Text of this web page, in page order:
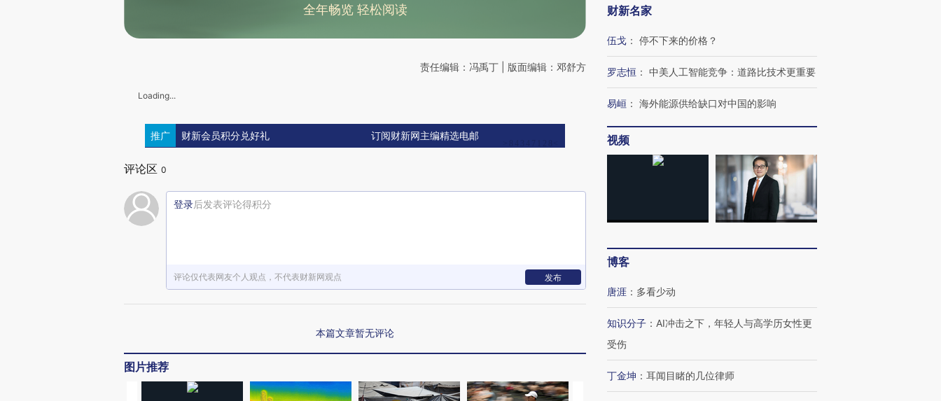
全年畅览 轻松阅读
责任编辑：冯禹丁 | 版面编辑：邓舒方
Loading...
推广 财新会员积分兑好礼 订阅财新网主编精选电邮
评论区 0
登录后发表评论得积分
评论仅代表网友个人观点，不代表财新网观点 发布
本篇文章暂无评论
图片推荐
财新名家
伍戈 ： 停不下来的价格？
罗志恒 ： 中美人工智能竞争：道路比技术更重要
易峘 ： 海外能源供给缺口对中国的影响
视频
博客
唐涯 ： 多看少动
知识分子 ： AI冲击之下，年轻人与高学历女性更
受伤
丁金坤 ： 耳闻目睹的几位律师